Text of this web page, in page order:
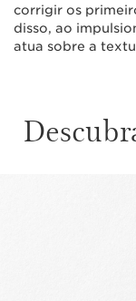
corrigir os
disso, ao
atua sobre a